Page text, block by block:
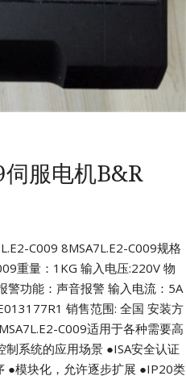
服电机B&R
C009 8MSA7L.E2-C009规格
重量：1KG 输入电压:220V 物
警功能：声音报警 输入电流：5A
销售范围: 全国 安装方
C009适用于各种需要高
制系统的应用场景 ●ISA安全认证
●模块化，允许逐步扩展 ●IP20类